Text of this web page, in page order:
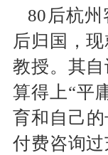
80 后杭州
后归国，
教授。其
算得上“平
育和自己的
付费咨询